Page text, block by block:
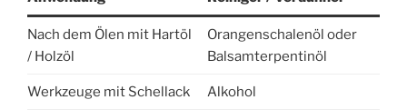
Nach dem Ölen mit Hartöl
/ Holzöl
Orangenschalenöl oder
Balsamterpentinöl
Werkzeuge mit Schellack Alkohol